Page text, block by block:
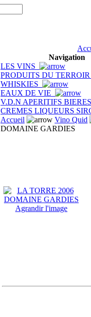
Navigation
LES VINS
PRODUITS DU TERROIR
WHISKIES
EAUX DE VIE
V.D.N APERITIFS BIERES
CREMES LIQUEURS
Accueil
Vino Quid
DOMAINE GARDIES
Agrandir l'image